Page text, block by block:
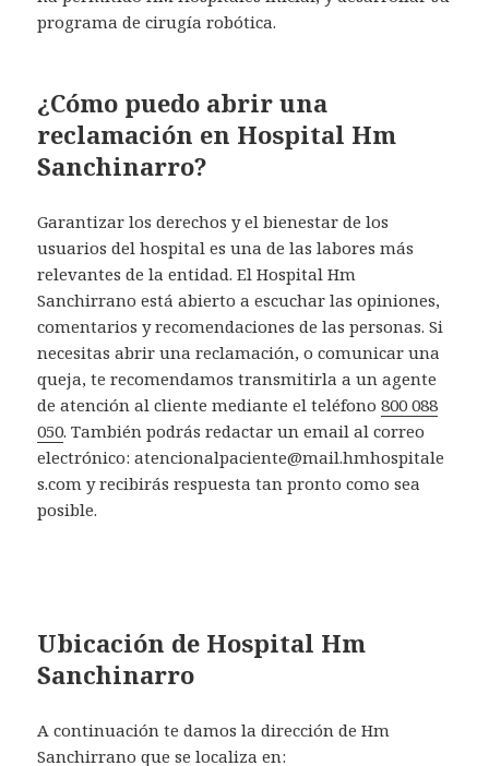
programa de cirugía robótica.
¿Cómo puedo abrir una
reclamación en Hospital Hm
Sanchinarro?
Garantizar los derechos y el bienestar de los
usuarios del hospital es una de las labores más
relevantes de la entidad. El Hospital Hm
Sanchirrano está abierto a escuchar las opiniones,
comentarios y recomendaciones de las personas. Si
necesitas abrir una reclamación, o comunicar una
queja, te recomendamos transmitirla a un agente
de atención al cliente mediante el teléfono800 088
050. También podrás redactar un email al correo
electrónico: atencionalpaciente@mail.hmhospitale
s.com y recibirás respuesta tan pronto como sea
posible.
Ubicación de Hospital Hm
Sanchinarro
A continuación te damos la dirección de Hm
Sanchirrano que se localiza en: